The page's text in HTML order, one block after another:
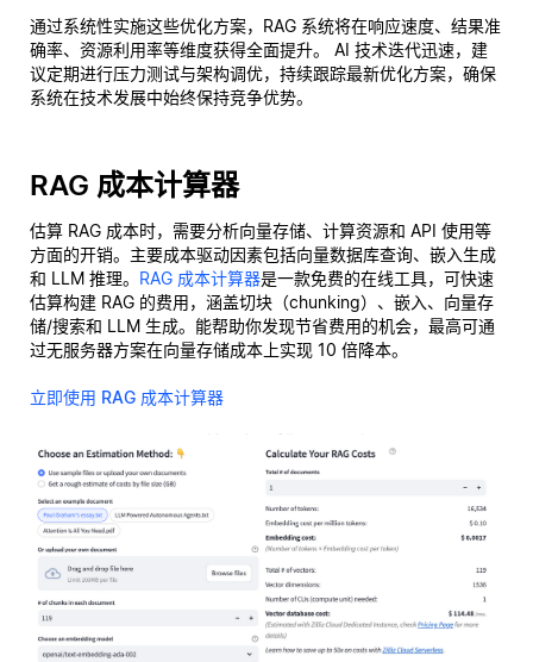
通过系统性实施这些优化方案，RAG 系统将在响应速度、结果准
确率、资源利用率等维度获得全面提升。 AI 技术迭代迅速，建
议定期进行压力测试与架构调优，持续跟踪最新优化方案，确保
系统在技术发展中始终保持竞争优势。
RAG 成本计算器
估算 RAG 成本时，需要分析向量存储、计算资源和 API 使用等
方面的开销。主要成本驱动因素包括向量数据库查询、嵌入生成
和 LLM 推理。 RAG 成本计算器是一款免费的在线工具，可快速
估算构建 RAG 的费用，涵盖切块（chunking）、嵌入、向量存
储/搜索和 LLM 生成。能帮助你发现节省费用的机会，最高可通
过无服务器方案在向量存储成本上实现 10 倍降本。
立即使用 RAG 成本计算器